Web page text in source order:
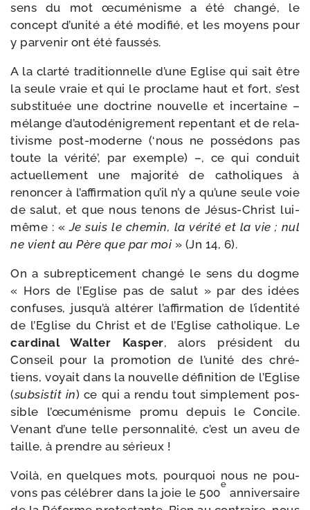
sens du mot œcu­mé­nisme a été chan­gé, le
concept d’unité a été modi­fié, et les moyens pour
y par­ve­nir ont été faussés.
A la clar­té tra­di­tion­nelle d’une Eglise qui sait être
la seule vraie et qui le pro­clame haut et fort, s’est
sub­sti­tuée une doc­trine nou­velle et incer­taine –
mélange d’autodénigrement repen­tant et de rela­
ti­visme post-​moderne (‘nous ne pos­sé­dons pas
toute la véri­té’, par exemple) –, ce qui conduit
actuel­le­ment une majo­ri­té de catho­liques à
renon­cer à l’affirmation qu’il n’y a qu’une seule voie
de salut, et que nous tenons de Jésus-​Christ lui-​
même : «Je suis le che­min, la véri­té et la vie ; nul
ne vient au Père que par moi » (Jn 14, 6).
On a subrep­ti­ce­ment chan­gé le sens du dogme
« Hors de l’Eglise pas de salut » par des idées
confuses, jusqu’à alté­rer l’affirmation de l’identité
de l’Eglise du Christ et de l’Eglise catho­lique. Le
car­di­nal Walter Kasper, alors pré­sident du
Conseil pour la pro­mo­tion de l’unité des chré­
tiens, voyait dans la nou­velle défi­ni­tion de l’Eglise
(sub­sis­tit in) ce qui a ren­du tout sim­ple­ment pos­
sible l’œcuménisme pro­mu depuis le Concile.
Venant d’une telle per­son­na­li­té, c’est un aveu de
taille, à prendre au sérieux !
Voilà, en quelques mots, pour­quoi nous ne pou­
vons pas célé­brer dans la joie le 500
e
anni­ver­saire